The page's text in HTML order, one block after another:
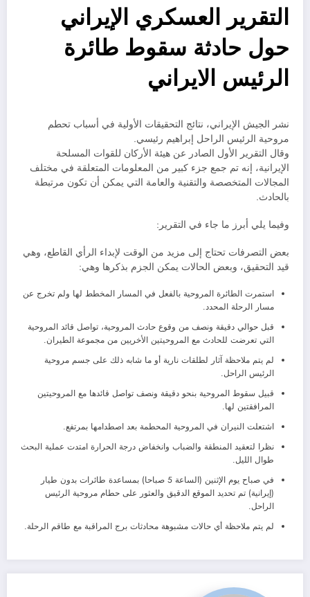
التقرير العسكري الإيراني
حول حادثة سقوط طائرة
الرئيس الايراني
نشر الجيش الإيراني، نتائج التحقيقات الأولية في أسباب تحطم
مروحية الرئيس الراحل إبراهيم رئيسي.
وقال التقرير الأول الصادر عن هيئة الأركان للقوات المسلحة
الإيرانية، إنه تم جمع جزء كبير من المعلومات المتعلقة في مختلف
المجالات المتخصصة والتقنية والعامة التي يمكن أن تكون مرتبطة
بالحادث.
وفيما يلي أبرز ما جاء في التقرير:
بعض التصرفات تحتاج إلى مزيد من الوقت لإبداء الرأي القاطع، وهي
قيد التحقيق، وبعض الحالات يمكن الجزم بذكرها وهي:
استمرت الطائرة المروحية بالفعل في المسار المخطط لها ولم تخرج عن
مسار الرحلة المحدد.
قبل حوالي دقيقة ونصف من وقوع حادث المروحية، تواصل قائد المروحية
التي تعرضت للحادث مع المروحيتين الأخريين من مجموعة الطيران.
لم يتم ملاحظة آثار لطلقات نارية أو ما شابه ذلك على جسم مروحية
الرئيس الراحل.
قبيل سقوط المروحية بنحو دقيقة ونصف تواصل قائدها مع المروحيتين
المرافقتين لها.
اشتعلت النيران في المروحية المحطمة بعد اصطدامها بمرتفع.
نظرا لتعقيد المنطقة والضباب وانخفاض درجة الحرارة امتدت عملية البحث
طوال الليل.
في صباح يوم الإثنين (الساعة 5 صباحا) بمساعدة طائرات بدون طيار
(إيرانية) تم تحديد الموقع الدقيق والعثور على حطام مروحية الرئيس
الراحل.
لم يتم ملاحظة أي حالات مشبوهة محادثات برج المراقبة مع طاقم الرحلة.